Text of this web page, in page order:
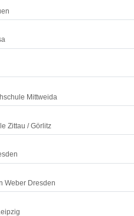
Mittweida
Zittau / Görlitz
Weber Dresden